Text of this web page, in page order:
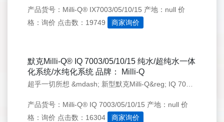
产品货号：Milli-Q® IX7003/05/10/15 产地：null 价
格：询价 点击数：19749 商家询价
默克Milli-Q® IQ 7003/05/10/15 纯水/超纯水一体
化系统/水纯化系统 品牌： Milli-Q
产品货号：Milli-Q® IQ 7003/05/10/15 产地：null 价
格：询价 点击数：16304 商家询价